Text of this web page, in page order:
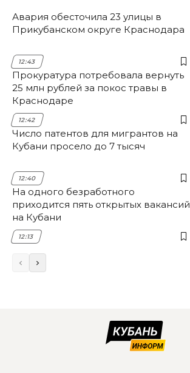
Авария обесточила 23 улицы в
Прикубанском округе Краснодара
12:43
Прокуратура потребовала вернуть
25 млн рублей за покос травы в
Краснодаре
12:42
Число патентов для мигрантов на
Кубани просело до 7 тысяч
12:40
На одного безработного
приходится пять открытых вакансий
на Кубани
12:13